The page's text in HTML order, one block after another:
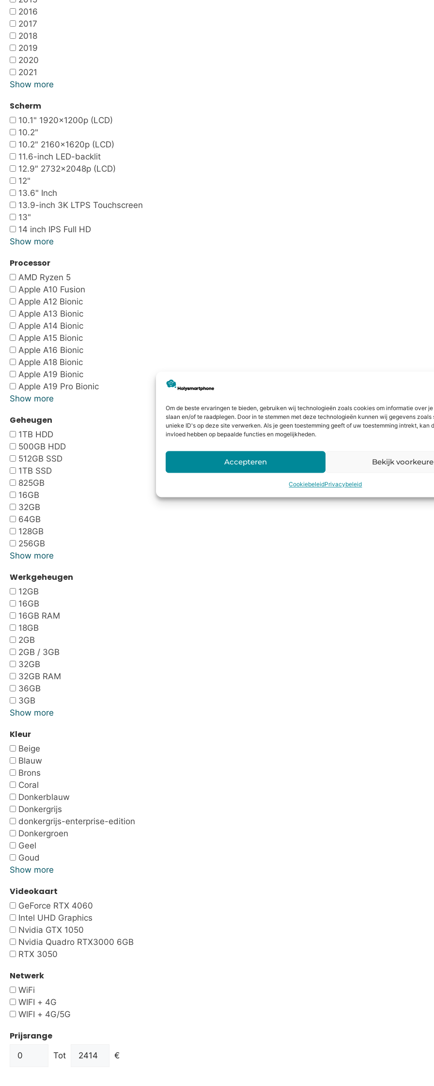
Om de beste ervaringen te bieden, gebruiken wij technologieën zoals cookies om informatie over
slaan en/of te raadplegen. Door in te stemmen met deze technologieën kunnen wij gegevens zoals
unieke ID's op deze site verwerken. Als je geen toestemming geeft of uw toestemming intrekt, kan
invloed hebben op bepaalde functies en mogelijkheden.
Accepteren Bekijk
CookiebeleidPrivacybeleid
2016
2017
2018
2019
2020
2021
Show more
Scherm
10.1" 1920x1200p (LCD)
10.2"
10.2" 2160x1620p (LCD)
11.6-inch LED-backlit
12.9″ 2732×2048p (LCD)
12"
13.6" Inch
13.9-inch 3K LTPS Touchscreen
13"
14 inch IPS Full HD
Show more
Processor
AMD Ryzen 5
Apple A10 Fusion
Apple A12 Bionic
Apple A13 Bionic
Apple A14 Bionic
Apple A15 Bionic
Apple A16 Bionic
Apple A18 Bionic
Apple A19 Bionic
Apple A19 Pro Bionic
Show more
Geheugen
1TB HDD
500GB HDD
512GB SSD
1TB SSD
825GB
16GB
32GB
64GB
128GB
256GB
Show more
Werkgeheugen
12GB
16GB
16GB RAM
18GB
2GB
2GB / 3GB
32GB
32GB RAM
36GB
3GB
Show more
Kleur
Beige
Blauw
Brons
Coral
Donkerblauw
Donkergrijs
donkergrijs-enterprise-edition
Donkergroen
Geel
Goud
Show more
Videokaart
GeForce RTX 4060
Intel UHD Graphics
Nvidia GTX 1050
Nvidia Quadro RTX3000 6GB
RTX 3050
Netwerk
WiFi
WIFI + 4G
WIFI + 4G/5G
Prijsrange
Tot €